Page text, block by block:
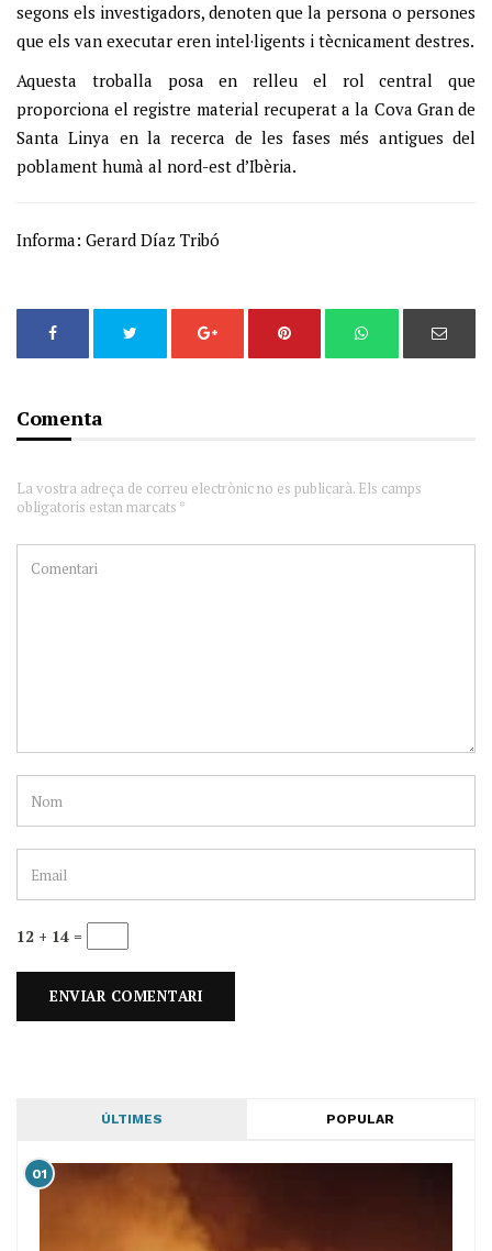
segons els investigadors, denoten que la persona o persones
que els van executar eren intel·ligents i tècnicament destres.
Aquesta troballa posa en relleu el rol central que
proporciona el registre material recuperat a la Cova Gran de
Santa Linya en la recerca de les fases més antigues del
poblament humà al nord-est d’Ibèria.
Informa: Gerard Díaz Tribó
Comenta
La vostra adreça de correu electrònic no es publicarà. Els camps
obligatoris estan marcats *
12 + 14 =
ÚLTIMES POPULAR
01